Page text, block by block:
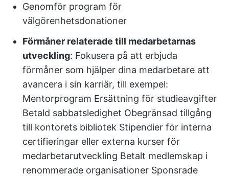
Genomför program för
välgörenhetsdonationer
Förmåner relaterade till medarbetarnas
utveckling: Fokusera på att erbjuda
förmåner som hjälper dina medarbetare att
avancera i sin karriär, till exempel:
Mentorprogram Ersättning för studieavgifter
Betald sabbatsledighet Obegränsad tillgång
till kontorets bibliotek Stipendier för interna
certifieringar eller externa kurser för
medarbetarutveckling Betalt medlemskap i
renommerade organisationer Sponsrade